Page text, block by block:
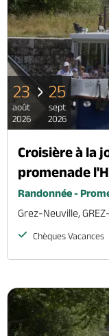
23
août
2026
25
sept
2026
Croisière à la
promenade
Randonnée -
Grez-Neuville,
Chèques Vacances